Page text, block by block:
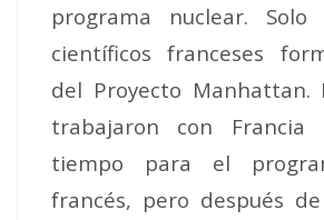
programa nuclear. Solo
científicos franceses
del Proyecto Manhattan.
trabajaron con Francia
tiempo para el
francés, pero después